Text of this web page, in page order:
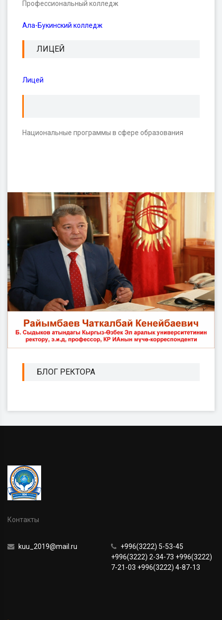
Профессиональный колледж
Ала-Букинский колледж
ЛИЦЕЙ
Лицей
Национальные программы в сфере образования
БЛОГ РЕКТОРА
Контакты
kuu_2019@mail.ru
+996(3222) 5-53-45
+996(3222) 2-34-73 +996(3222)
7-21-03 +996(3222) 4-87-13